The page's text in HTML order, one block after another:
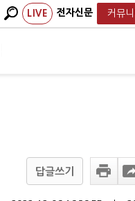
LIVE 전자신문 커뮤니
답글쓰기